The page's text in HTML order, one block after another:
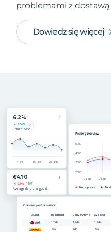
problemami z
Dowiedz się więcej